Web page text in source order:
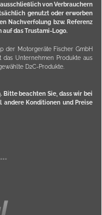
von Verbrauchern
genutzt oder erworben
Nachverfolung bzw. Referenz
auf das Trustami-Logo.
der Motorgeräte Fischer GmbH
Unternehmen Produkte aus
D2C-Produkte.
. Bitte beachten Sie, dass wir bei
andere Konditionen und Preise